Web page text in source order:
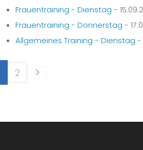
Frauentraining - Dienstag -
Frauentraining - Donnerstag -
Allgemeines Training - Dienstag -
2